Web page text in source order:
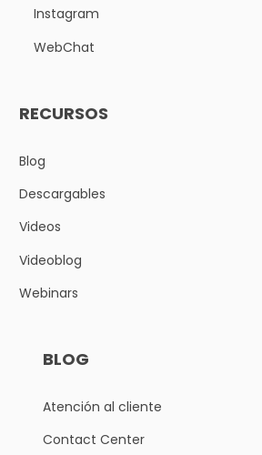
Instagram
WebChat
RECURSOS
Blog
Descargables
Videos
Videoblog
Webinars
BLOG
Atención al cliente
Contact Center